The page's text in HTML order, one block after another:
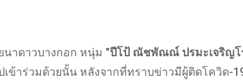
าดาวบางกอก หนุ่ม "ปีโป้ ณัชพัณณ์ ปรมะเจริญโ
ข้าร่วมด้วยนั้น หลังจากที่ทราบข่าวมีผู้ติดโควิด-